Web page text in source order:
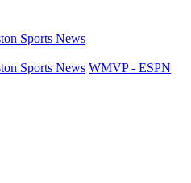
Sports News
Sports News WMVP - ESPN